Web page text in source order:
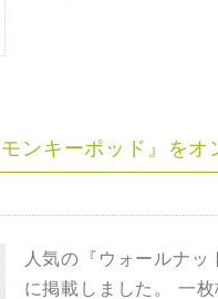
ンキーポッド』をオ
人気の『ウォールナ
に掲載しました。 一